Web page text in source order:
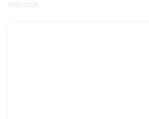
30/07/2026